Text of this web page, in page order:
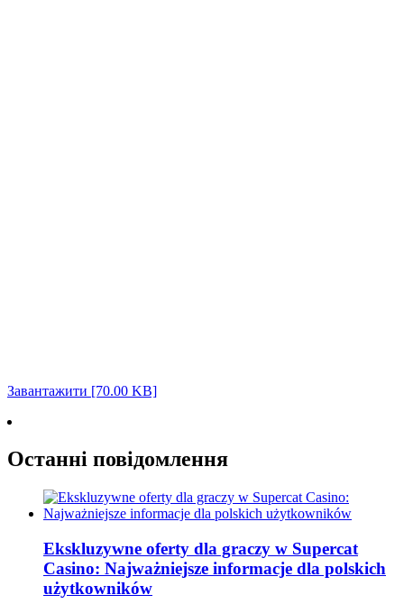
Завантажити [70.00 KB]
Останні повідомлення
Ekskluzywne oferty dla graczy w Supercat
Casino: Najważniejsze informacje dla polskich
użytkowników